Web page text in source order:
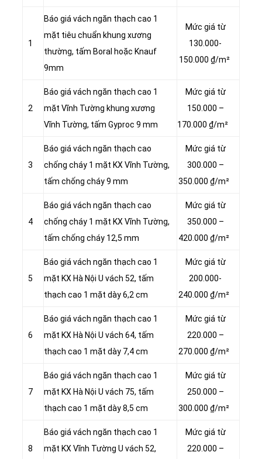
1
Báo giá vách ngăn thạch cao 1
mặt tiêu chuẩn khung xương
thường, tấm Boral hoặc Knauf
9mm
Mức giá từ
130.000-
150.000 ₫/m²
2
Báo giá vách ngăn thạch cao 1
mặt Vĩnh Tường khung xương
Vĩnh Tường, tấm Gyproc 9 mm
Mức giá từ
150.000 –
170.000 ₫/m²
3
Báo giá vách ngăn thạch cao
chống cháy 1 mặt KX Vĩnh Tường,
tấm chống cháy 9 mm
Mức giá từ
300.000 –
350.000 ₫/m²
4
Báo giá vách ngăn thạch cao
chống cháy 1 mặt KX Vĩnh Tường,
tấm chống cháy 12,5 mm
Mức giá từ
350.000 –
420.000 ₫/m²
5
Báo giá vách ngăn thạch cao 1
mặt KX Hà Nội U vách 52, tấm
thạch cao 1 mặt dày 6,2 cm
Mức giá từ
200.000-
240.000 ₫/m²
6
Báo giá vách ngăn thạch cao 1
mặt KX Hà Nội U vách 64, tấm
thạch cao 1 mặt dày 7,4 cm
Mức giá từ
220.000 –
270.000 ₫/m²
7
Báo giá vách ngăn thạch cao 1
mặt KX Hà Nội U vách 75, tấm
thạch cao 1 mặt dày 8,5 cm
Mức giá từ
250.000 –
300.000 ₫/m²
8
Báo giá vách ngăn thạch cao 1
mặt KX Vĩnh Tường U vách 52,
Mức giá từ
220.000 –